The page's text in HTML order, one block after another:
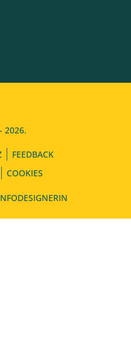
2026.
FEEDBACK
COOKIES